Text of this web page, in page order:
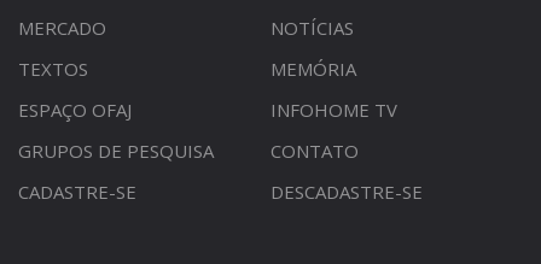
MERCADO
NOTÍCIAS
TEXTOS
MEMÓRIA
ESPAÇO OFAJ
INFOHOME TV
GRUPOS DE PESQUISA
CONTATO
CADASTRE-SE
DESCADASTRE-SE